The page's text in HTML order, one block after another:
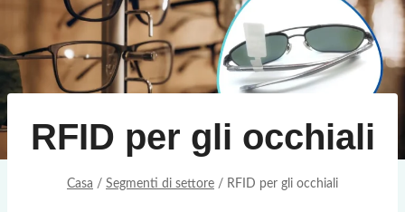
RFID per gli occhiali
Casa / Segmenti di settore / RFID per gli occhiali